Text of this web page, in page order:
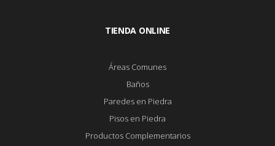
TIENDA ONLINE
Áreas Comunes
Baños
Paredes en Piedra
Pisos en Piedra
Productos Complementarios